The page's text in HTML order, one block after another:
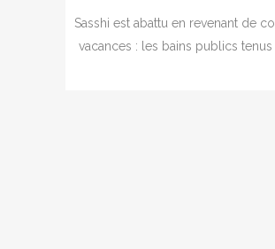
Sasshi est abattu en revenant de
vacances : les bains publics tenus